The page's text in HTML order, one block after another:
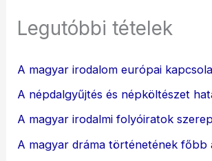
Legutóbbi tételek
A magyar irodalom európai
A népdalgyűjtés és népköltészet
A magyar irodalmi folyóiratok
A magyar dráma történetének főbb